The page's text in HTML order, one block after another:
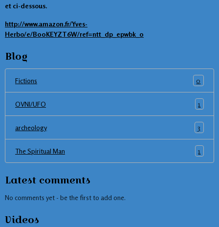
et ci-dessous.
http://www.amazon.fr/Yves-
Herbo/e/B00KEYZT6W/ref=ntt_dp_epwbk_0
Blog
Fictions 0
OVNI/UFO 1
archeology 3
The Spiritual Man 1
Latest comments
No comments yet - be the first to add one.
Videos